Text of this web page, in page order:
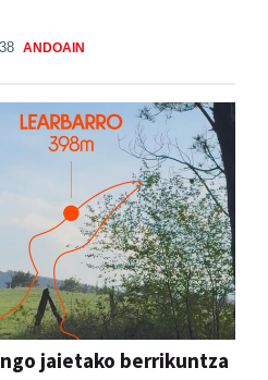
ANDOAIN
jaietako berrikuntza